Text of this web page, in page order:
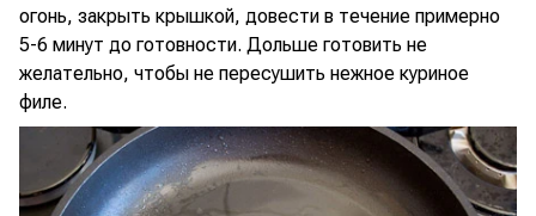
огонь, закрыть крышкой, довести в течение примерно
5-6 минут до готовности. Дольше готовить не
желательно, чтобы не пересушить нежное куриное
филе.